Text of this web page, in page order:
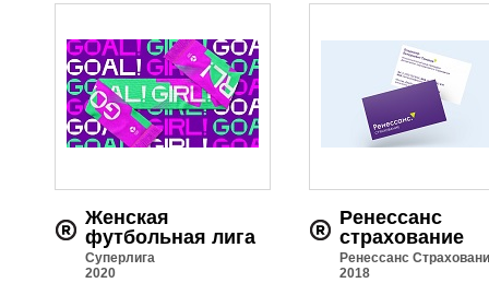
Женская
футбольная лига
Суперлига
2020
Ренессанс
страхование
Ренессанс
2018